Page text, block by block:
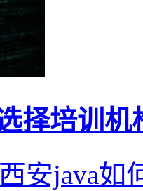
择培训机
安java如